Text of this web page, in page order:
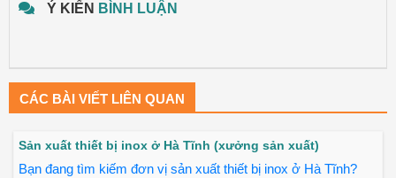
Ý KIẾN BÌNH LUẬN
CÁC BÀI VIẾT LIÊN QUAN
Sản xuất thiết bị inox ở Hà Tĩnh (xưởng sản xuất)
Bạn đang tìm kiếm đơn vị sản xuất thiết bị inox ở Hà Tĩnh?